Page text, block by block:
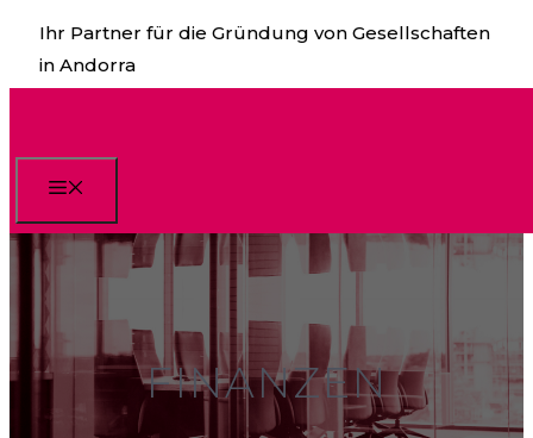
Skip
content
Ihr Partner für die Gründung von Gesellschaften
in Andorra
FINANZEN